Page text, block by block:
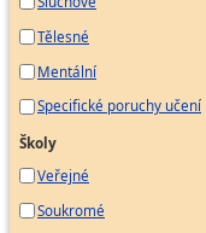
Tělesné
Mentální
Specifické poruchy učení
Školy
Veřejné
Soukromé